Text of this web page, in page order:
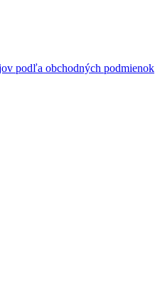
podľa obchodných podmienok